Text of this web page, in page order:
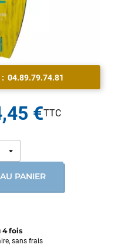
04.89.79.74.81
€
PANIER
4 fois
sans frais